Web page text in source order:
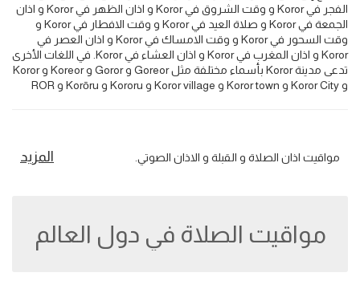
الفجر في Koror و وقت الشروق في Koror و اذان الظهر في Koror و اذان
الجمعة في Koror و صلاة العيد في Koror و وقت الافطار في Koror و
وقت السحور في Koror و وقت الامساك في Koror و اذان العصر في
Koror و اذان المغرب في Koror و اذان العشاء في Koror. في اللغات الأخرى
تدعى مدينة Koror بأسماء مختلفة مثل Goreor و Goror و Koreor و Koror
و Koror City و Koror town و Koror village و Kororu و Korōru و ROR
مواقيت اذان الصلاة و القبلة و الاذان الصوتي. المزيد
مواقيت الصلاة في دول العالم